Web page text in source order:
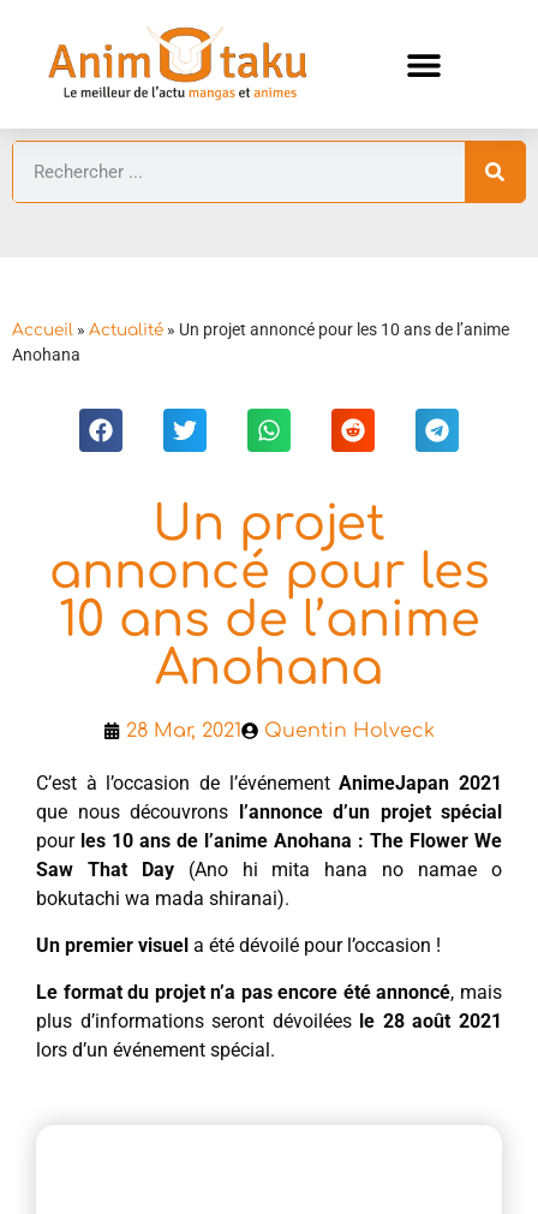
Accueil » Actualité » Un projet annoncé pour les 10 ans de l’anime
Anohana
Un projet
annoncé pour les
10 ans de l’anime
Anohana
28 Mar, 2021 Quentin Holveck
C’est à l’occasion de l’événementAnimeJapan 2021
que nous découvrons l’annonce d’un projet spécial
pourles 10 ans de l’anime Anohana : The Flower We
Saw That Day(Ano hi mita hana no namae o
bokutachi wa mada shiranai).
Un premier visuel a été dévoilé pour l’occasion !
Le format du projet n’a pas encore été annoncé, mais
plus d’informations seront dévoilées le 28 août 2021
lors d’un événement spécial.